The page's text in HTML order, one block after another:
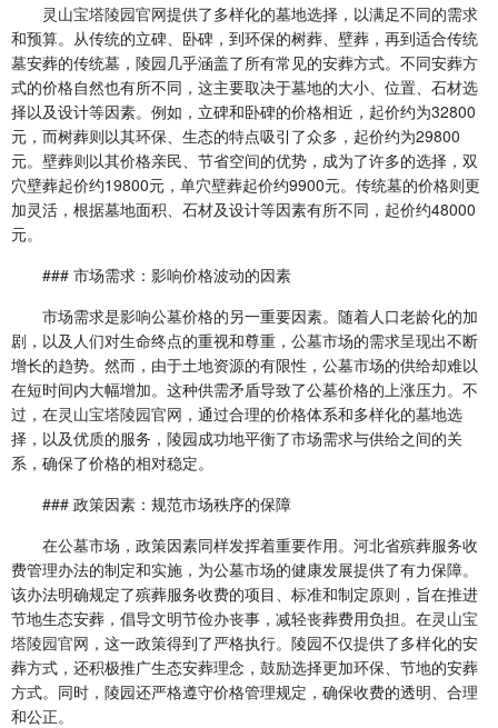
灵山宝塔陵园官网提供了多样化的墓地选择，以满足不同的需求
和预算。从传统的立碑、卧碑，到环保的树葬、壁葬，再到适合传统
墓安葬的传统墓，陵园几乎涵盖了所有常见的安葬方式。不同安葬方
式的价格自然也有所不同，这主要取决于墓地的大小、位置、石材选
择以及设计等因素。例如，立碑和卧碑的价格相近，起价约为32800
元，而树葬则以其环保、生态的特点吸引了众多，起价约为29800
元。壁葬则以其价格亲民、节省空间的优势，成为了许多的选择，双
穴壁葬起价约19800元，单穴壁葬起价约9900元。传统墓的价格则更
加灵活，根据墓地面积、石材及设计等因素有所不同，起价约48000
元。
### 市场需求：影响价格波动的因素
市场需求是影响公墓价格的另一重要因素。随着人口老龄化的加
剧，以及人们对生命终点的重视和尊重，公墓市场的需求呈现出不断
增长的趋势。然而，由于土地资源的有限性，公墓市场的供给却难以
在短时间内大幅增加。这种供需矛盾导致了公墓价格的上涨压力。不
过，在灵山宝塔陵园官网 ，通过合理的价格体系和多样化的墓地选
择，以及优质的服务，陵园成功地平衡了市场需求与供给之间的关
系，确保了价格的相对稳定。
### 政策因素：规范市场秩序的保障
在公墓市场，政策因素同样发挥着重要作用。河北省殡葬服务收
费管理办法的制定和实施，为公墓市场的健康发展提供了有力保障。
该办法明确规定了殡葬服务收费的项目、标准和制定原则，旨在推进
节地生态安葬，倡导文明节俭办丧事，减轻丧葬费用负担。在灵山宝
塔陵园官网 ，这一政策得到了严格执行。陵园不仅提供了多样化的安
葬方式，还积极推广生态安葬理念，鼓励选择更加环保、节地的安葬
方式。同时，陵园还严格遵守价格管理规定，确保收费的透明、合理
和公正。